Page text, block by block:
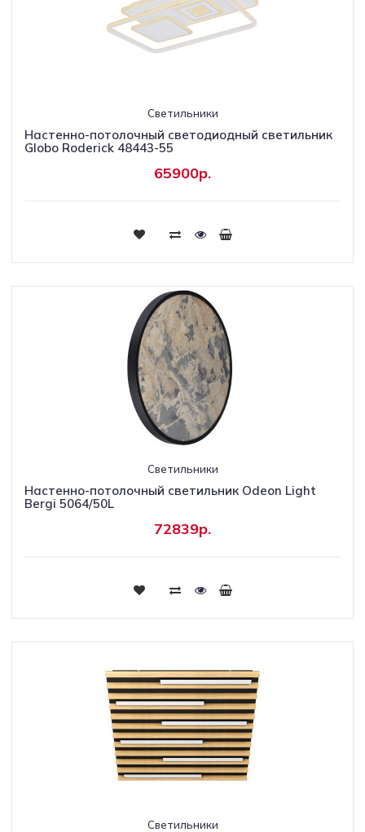
Светильники
Настенно-потолочный светодиодный светильник
Globo Roderick 48443-55
65900р.
Светильники
Настенно-потолочный светильник Odeon Light
Bergi 5064/50L
72839р.
Светильники